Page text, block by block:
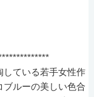
している若手女性作
ルーの美しい色合